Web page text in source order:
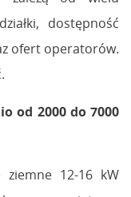
dostępność
ofert operatorów.
od 2000 do 7000
ziemne 12-16 kW